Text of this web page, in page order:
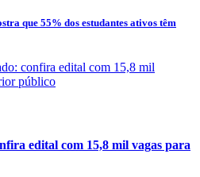
que 55% dos estudantes ativos têm
edital com 15,8 mil vagas para